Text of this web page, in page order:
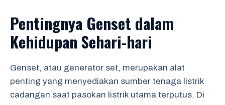
Pentingnya Genset dalam
Kehidupan Sehari-hari
Genset, atau generator set, merupakan alat
penting yang menyediakan sumber tenaga listrik
cadangan saat pasokan listrik utama terputus. Di